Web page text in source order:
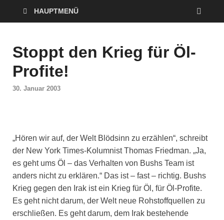
HAUPTMENÜ
Stoppt den Krieg für Öl-
Profite!
30. Januar 2003
„Hören wir auf, der Welt Blödsinn zu erzählen“, schreibt
der New York Times-Kolumnist Thomas Friedman. „Ja,
es geht ums Öl – das Verhalten von Bushs Team ist
anders nicht zu erklären.“ Das ist – fast – richtig. Bushs
Krieg gegen den Irak ist ein Krieg für Öl, für Öl-Profite.
Es geht nicht darum, der Welt neue Rohstoffquellen zu
erschließen. Es geht darum, dem Irak bestehende